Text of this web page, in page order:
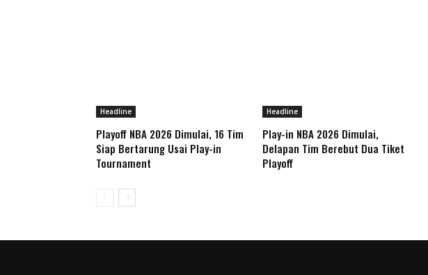
Headline
Playoff NBA 2026 Dimulai, 16 Tim
Siap Bertarung Usai Play-in
Tournament
Headline
Play-in NBA 2026 Dimulai,
Delapan Tim Berebut Dua Tiket
Playoff